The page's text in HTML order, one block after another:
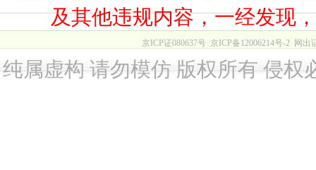
及其他违规内容，一经发现
京ICP证080637号 京ICP备12006214号-2 网出
纯属虚构 请勿模仿 版权所有 侵权